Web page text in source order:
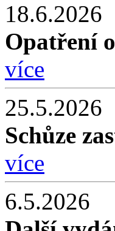
18.6.2026
Opatření
více
25.5.2026
Schůze
více
6.5.2026